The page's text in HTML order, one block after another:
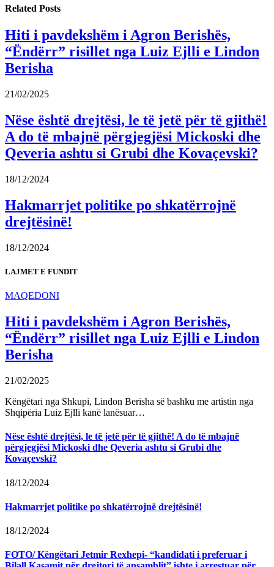
Related Posts
Hiti i pavdekshëm i Agron Berishës,
“Ëndërr” risillet nga Luiz Ejlli e Lindon
Berisha
21/02/2025
Nëse është drejtësi, le të jetë për të gjithë!
A do të mbajnë përgjegjësi Mickoski dhe
Qeveria ashtu si Grubi dhe Kovaçevski?
18/12/2024
Hakmarrjet politike po shkatërrojnë
drejtësinë!
18/12/2024
LAJMET E FUNDIT
MAQEDONI
Hiti i pavdekshëm i Agron Berishës,
“Ëndërr” risillet nga Luiz Ejlli e Lindon
Berisha
21/02/2025
Këngëtari nga Shkupi, Lindon Berisha së bashku me artistin nga
Shqipëria Luiz Ejlli kanë lanësuar…
Nëse është drejtësi, le të jetë për të gjithë! A do të mbajnë
përgjegjësi Mickoski dhe Qeveria ashtu si Grubi dhe
Kovaçevski?
18/12/2024
Hakmarrjet politike po shkatërrojnë drejtësinë!
18/12/2024
FOTO/ Këngëtari Jetmir Rexhepi- “kandidati i preferuar i